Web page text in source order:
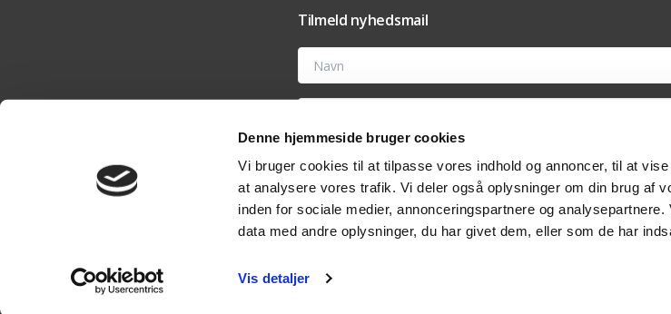
Denne hjemmeside bruger cookies
Vi bruger cookies til at tilpasse vores indhold og annoncer, til at
at analysere vores trafik. Vi deler også oplysninger om din brug af
inden for sociale medier, annonceringspartnere og
data med andre oplysninger, du har givet dem, eller som de har
Vis detaljer
Tilmeld nyhedsmail
Navn
tilbehør og vedligeholdelse hertil via e-mail. Du kan til enhver tid trække
nyhedsmail eller ved at kontakte os på post@texas.dk. Når du modtager
analyseværktøjer til at optimere indholdet af vores nyhedsmail. Læs mere
rettigheder i vores
privatlivspolitik